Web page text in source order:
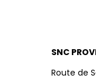
SNC
Route de